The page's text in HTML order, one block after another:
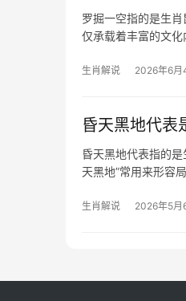
罗掘一空指的是生
仅承载着丰富的文
生肖解说 2026年6月
昏天黑地代表
昏天黑地代表指的
天黑地”常用来形容
生肖解说 2026年5月